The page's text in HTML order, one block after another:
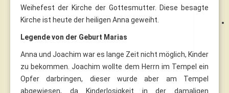
Weihefest der Kirche der Gottesmutter. Diese besagte
Kirche ist heute der heiligen Anna geweiht.
Legende von der Geburt Marias
Anna und Joachim war es lange Zeit nicht möglich, Kinder
zu bekommen. Joachim wollte dem Herrn im Tempel ein
Opfer darbringen, dieser wurde aber am Tempel
abgewiesen, da Kinderlosigkeit in der damaligen